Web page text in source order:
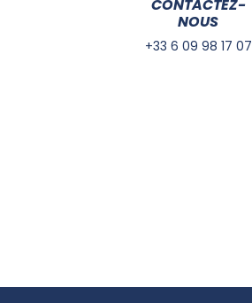
CONTACTEZ-
NOUS
+33 6 09 98 17 07